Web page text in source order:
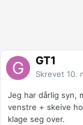
GT1
Skrevet 10.
Jeg har dårlig syn,
venstre + skeive
klage seg over.